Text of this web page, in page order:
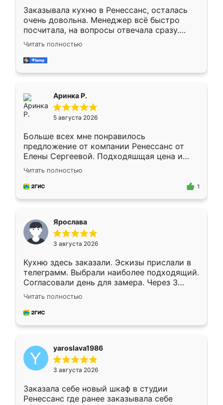
Заказывала кухню в Ренессанс, осталась
очень довольна. Менеджер всё быстро
посчитала, на вопросы отвечала сразу.
Замерщик приехал в субботу, подошёл к
делу со всей ответственностью. Собрали
за день, ребята работали аккуратно, даже
Читать полностью
Аринка Р.
5 августа 2026
Больше всех мне понравилось
предложение от компании Ренессанс от
Елены Сергеевой. Подходяшщая цена и
короткие сроки изготовления. Приехавший
для замера сотрудник Владислав
предложил по моему эскизу самый
Читать полностью
1
Ярослава
3 августа 2026
Кухню здесь заказали. Эскизы прислали в
телеграмм. Выбрали наиболее подходящий.
Согласовали день для замера. Через 3
недели кухня была уже готова. Остались
довольны работой. Спасибо Ренессанс
мебель за качественную работу!
Читать полностью
yaroslava1986
3 августа 2026
Заказала себе новый шкаф в студии
Ренессанс где ранее заказывала себе